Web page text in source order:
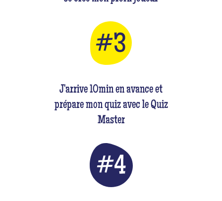
J'arrive 10min en avance et
prépare mon quiz avec le Quiz
Master